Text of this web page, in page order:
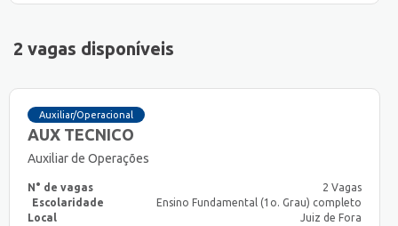
2 vagas disponíveis
Auxiliar/Operacional
AUX TECNICO
Auxiliar de Operações
N° de vagas
2 Vagas
Escolaridade
Ensino Fundamental (1o. Grau) completo
Local
Juiz de Fora